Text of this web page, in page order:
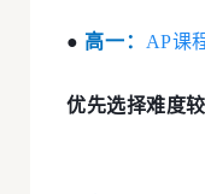
● 高一： AP课
优先选择难度较